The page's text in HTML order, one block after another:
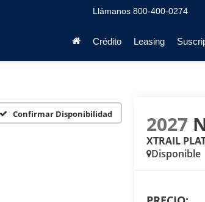
Llámanos 800-400-0274
Crédito Leasing
Confirmar Disponibilidad 2027
XTRAIL
Disponible